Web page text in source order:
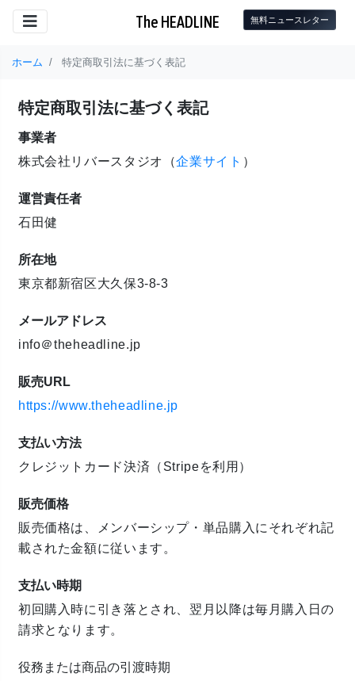
The HEADLINE 無料ニュースレター
ホーム 特定商取引法に基づく表記
特定商取引法に基づく表記
事業者
株式会社リバースタジオ（企業サイト ）
運営責任者
石田健
所在地
東京都新宿区大久保3-8-3
メールアドレス
info＠theheadline.jp
販売URL
https://www.theheadline.jp
支払い方法
クレジットカード決済（Stripeを利用）
販売価格
販売価格は、メンバーシップ・単品購入にそれぞれ記
載された金額に従います。
支払い時期
初回購入時に引き落とされ、翌月以降は毎月購入日の
請求となります。
役務または商品の引渡時期